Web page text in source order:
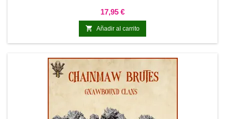
Precio
17,95 €
 Añadir al carrito